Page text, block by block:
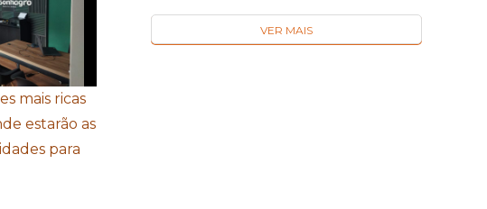
mais ricas
estarão as
para
VER MAIS